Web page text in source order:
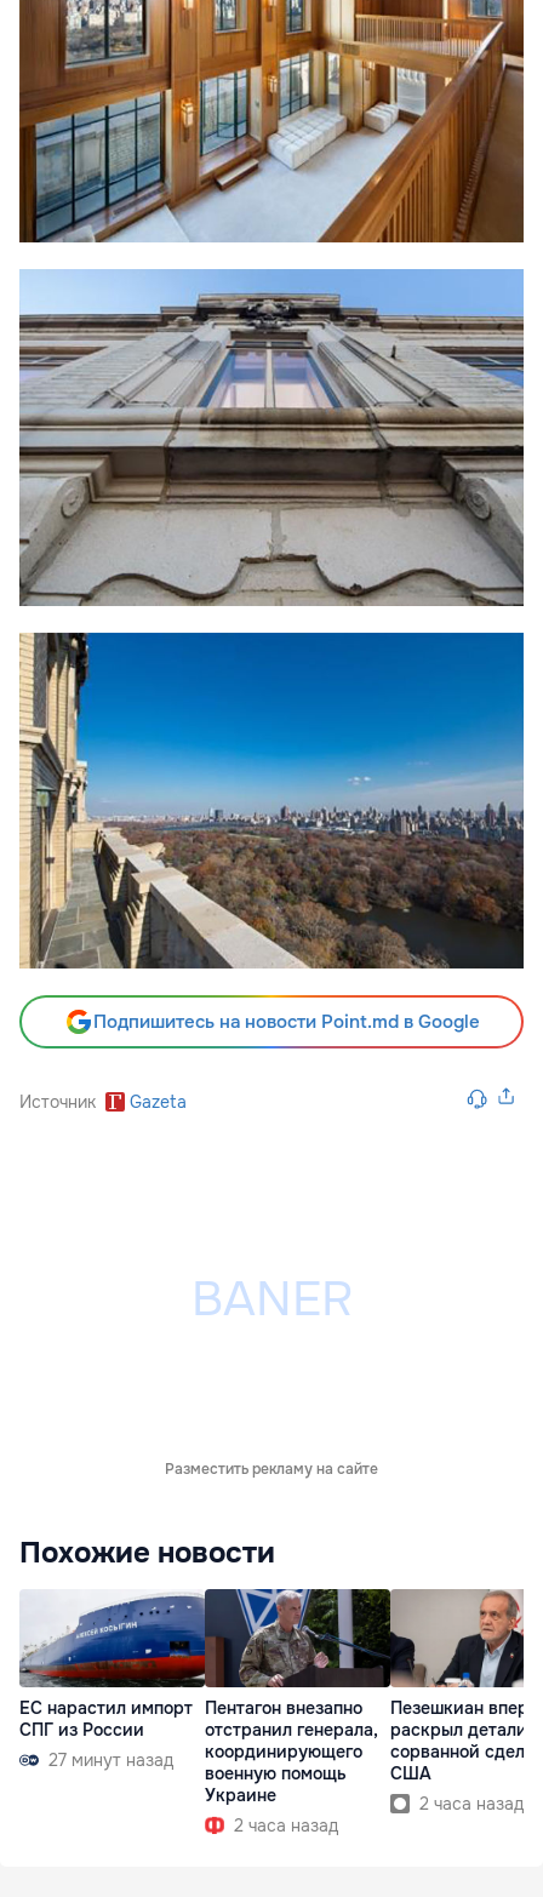
Подпишитесь на новости Point.md в Google
Источник Gazeta
Разместить рекламу на сайте
Похожие новости
ЕС нарастил импорт
СПГ из России
27 минут назад
Пентагон внезапно
отстранил генерала,
координирующего
военную помощь
Украине
2 часа назад
Пезешкиан
раскрыл детали
сорванной
США
2 часа назад